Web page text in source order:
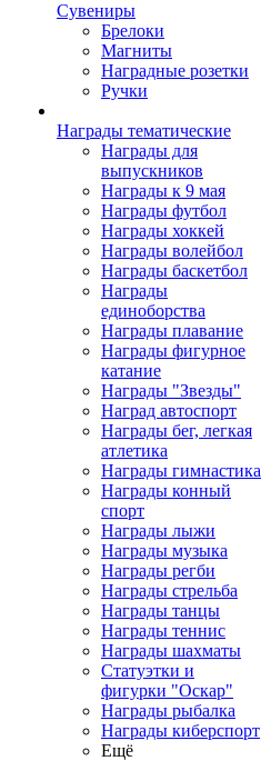
Сувениры
Брелоки
Магниты
Наградные розетки
Ручки
Награды тематические
Награды для
выпускников
Награды к 9 мая
Награды футбол
Награды хоккей
Награды волейбол
Награды баскетбол
Награды
единоборства
Награды плавание
Награды фигурное
катание
Награды "Звезды"
Наград автоспорт
Награды бег, легкая
атлетика
Награды гимнастика
Награды конный
спорт
Награды лыжи
Награды музыка
Награды регби
Награды стрельба
Награды танцы
Награды теннис
Награды шахматы
Статуэтки и
фигурки "Оскар"
Награды рыбалка
Награды киберспорт
Ещё